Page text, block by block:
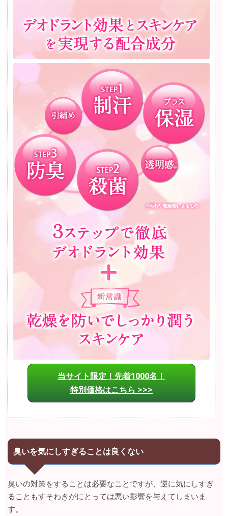
当サイト限定！先着1000名！
特別価格はこちら >>>
臭いを気にしすぎることは良くない
臭いの対策をすることは必要なことですが、逆に気にしすぎ
ることもすそわきがにとっては悪い影響を与えてしまいま
す。